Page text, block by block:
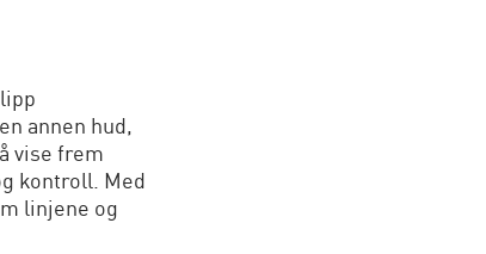
annen hud,
vise frem
kontroll. Med
linjene og